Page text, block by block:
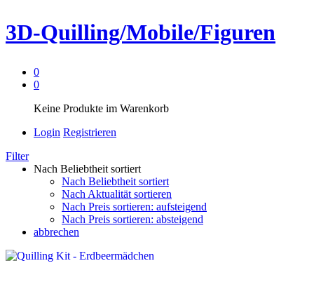
3D-Quilling/Mobile/Figuren
0
0
Keine Produkte im Warenkorb
Login Registrieren
Filter
Nach Beliebtheit sortiert
Nach Beliebtheit sortiert
Nach Aktualität sortieren
Nach Preis sortieren: aufsteigend
Nach Preis sortieren: absteigend
abbrechen